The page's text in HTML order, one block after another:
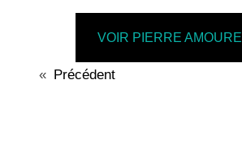
« Précédent
VOIR PIERRE